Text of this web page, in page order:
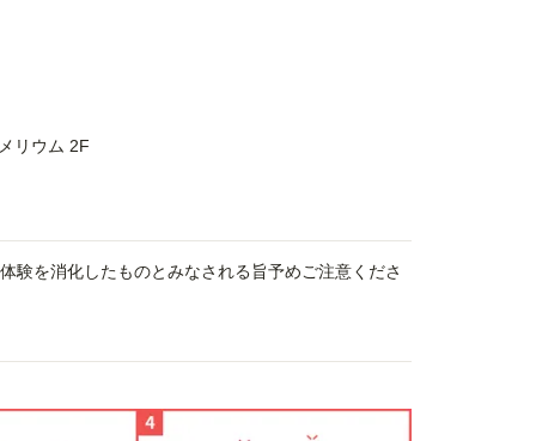
リウム 2F
験を消化したものとみなされる旨予めご注意くださ